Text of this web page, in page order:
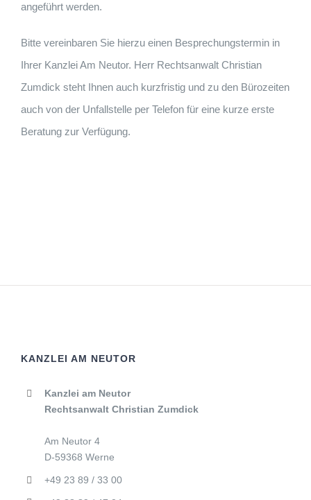
angeführt werden.
Bitte vereinbaren Sie hierzu einen Besprechungstermin in
Ihrer Kanzlei Am Neutor. Herr Rechtsanwalt Christian
Zumdick steht Ihnen auch kurzfristig und zu den Bürozeiten
auch von der Unfallstelle per Telefon für eine kurze erste
Beratung zur Verfügung.
KANZLEI AM NEUTOR
Kanzlei am Neutor
Rechtsanwalt Christian Zumdick
Am Neutor 4
D-59368 Werne
+49 23 89 / 33 00